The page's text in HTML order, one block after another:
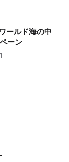
ールド海の中
ーン